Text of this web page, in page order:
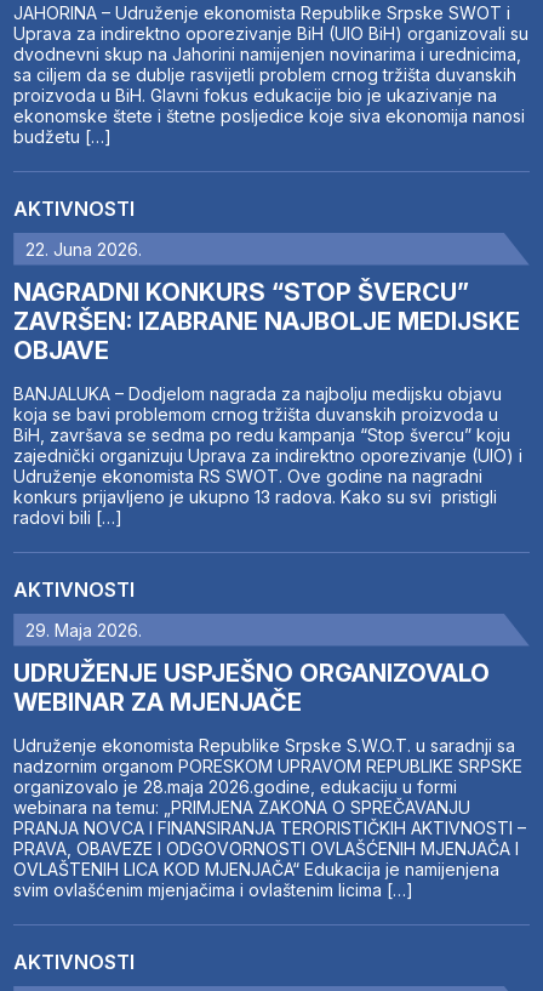
JAHORINA – Udruženje ekonomista Republike Srpske SWOT i
Uprava za indirektno oporezivanje BiH (UIO BiH) organizovali su
dvodnevni skup na Jahorini namijenjen novinarima i urednicima,
sa ciljem da se dublje rasvijetli problem crnog tržišta duvanskih
proizvoda u BiH. Glavni fokus edukacije bio je ukazivanje na
ekonomske štete i štetne posljedice koje siva ekonomija nanosi
budžetu […]
AKTIVNOSTI
22. Juna 2026.
NAGRADNI KONKURS “STOP ŠVERCU”
ZAVRŠEN: IZABRANE NAJBOLJE MEDIJSKE
OBJAVE
BANJALUKA – Dodjelom nagrada za najbolju medijsku objavu
koja se bavi problemom crnog tržišta duvanskih proizvoda u
BiH, završava se sedma po redu kampanja “Stop švercu” koju
zajednički organizuju Uprava za indirektno oporezivanje (UIO) i
Udruženje ekonomista RS SWOT. Ove godine na nagradni
konkurs prijavljeno je ukupno 13 radova. Kako su svi pristigli
radovi bili […]
AKTIVNOSTI
29. Maja 2026.
UDRUŽENJE USPJEŠNO ORGANIZOVALO
WEBINAR ZA MJENJAČE
Udruženje ekonomista Republike Srpske S.W.O.T. u saradnji sa
nadzornim organom PORESKOM UPRAVOM REPUBLIKE SRPSKE
organizovalo je 28.maja 2026.godine, edukaciju u formi
webinara na temu: „PRIMJENA ZAKONA O SPREČAVANJU
PRANJA NOVCA I FINANSIRANJA TERORISTIČKIH AKTIVNOSTI –
PRAVA, OBAVEZE I ODGOVORNOSTI OVLAŠĆENIH MJENJAČA I
OVLAŠTENIH LICA KOD MJENJAČA“ Edukacija je namijenjena
svim ovlašćenim mjenjačima i ovlaštenim licima […]
AKTIVNOSTI